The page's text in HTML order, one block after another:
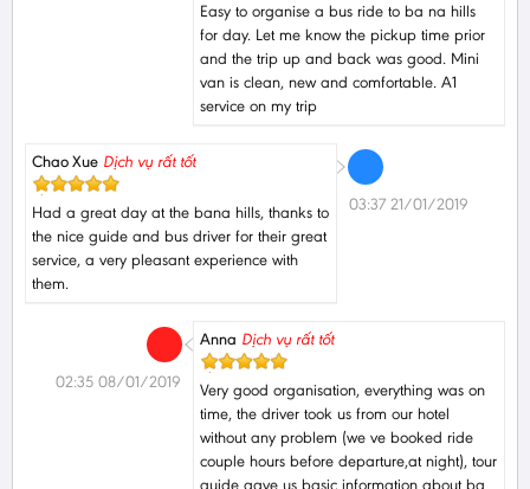
Easy to organise a bus ride to ba na hills
for day. Let me know the pickup time prior
and the trip up and back was good. Mini
van is clean, new and comfortable. A1
service on my trip
Chao Xue Dịch vụ rất tốt
Had a great day at the bana hills, thanks to
the nice guide and bus driver for their great
service, a very pleasant experience with
them.
03:37 21/01/2019
Anna Dịch vụ rất tốt
Very good organisation, everything was on
time, the driver took us from our hotel
without any problem (we ve booked ride
couple hours before departure,at night), tour
02:35 08/01/2019